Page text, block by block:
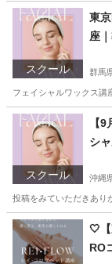
鹿児島 鹿児島市
スクール
東
座
群馬
フェイシャルワックス講
群馬 前橋市
スクール
【
シ
沖縄
投稿をみていただきあり
沖縄 那覇市 赤
🤍
RO